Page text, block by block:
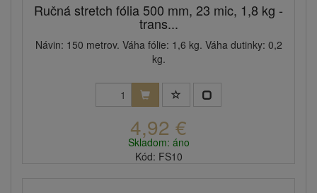
Ručná stretch fólia 500 mm, 23 mic, 1,8 kg -
trans...
Návin: 150 metrov. Váha fólie: 1,6 kg. Váha dutinky: 0,2
kg.
4,92 €
Skladom: áno
Kód: FS10